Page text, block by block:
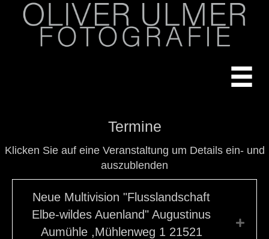
Termine
Klicken Sie auf eine Veranstaltung um Details ein- und
auszublenden
Neue Multivision "Flusslandschaft
Elbe-wildes Auenland" Augustinus
Aumühle ,Mühlenweg 1 21521